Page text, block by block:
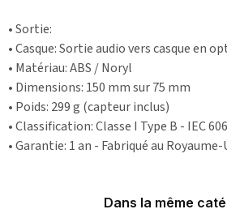
• Sortie:
• Casque: Sortie audio vers casque en
• Matériau: ABS / Noryl
• Dimensions: 150 mm sur 75 mm
• Poids: 299 g (capteur inclus)
• Classification: Classe I Type B - IEC
• Garantie: 1 an - Fabriqué au Royaume-
Dans la même